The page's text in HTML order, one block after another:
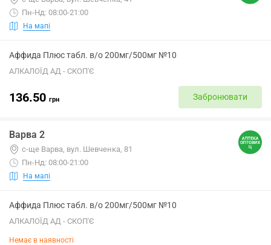
Пн-Нд: 08:00-21:00
На мапі
Аффида Плюс табл. в/о 200мг/500мг №10
АЛКАЛОЇД АД - СКОП'Є
136.50 грн Забронювати
Варва 2
с-ще Варва, вул. Шевченка, 81
Пн-Нд: 08:00-21:00
На мапі
Аффида Плюс табл. в/о 200мг/500мг №10
АЛКАЛОЇД АД - СКОП'Є
Немає в наявності